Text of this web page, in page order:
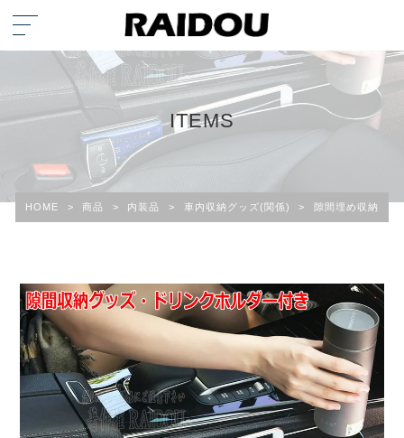
ITEMS
HOME > 商品 > 内装品 > 車内収納グッズ(関係) > 隙間埋め収納・